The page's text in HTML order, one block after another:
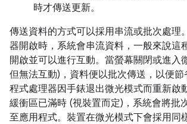
時才傳送更新。
傳送資料的方式可以採用串流或批次處理
器開啟時，系統會串流資料，一般來說這
開啟並可以進行互動。當螢幕關閉或進入
但無法互動)，資料便以批次傳送，以便
程式處理器因手錶退出微光模式而重新啟
緩衝區已滿時 (視裝置而定)，系統會將批
至應用程式。裝置在微光模式下會採用同